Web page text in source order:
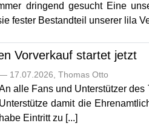
dringend gesucht Eine
fester Bestandteil unserer lila
Vorverkauf startet jetzt
17.07.2026, Thomas Otto
alle Fans und Unterstützer
Unterstütze damit die
habe Eintritt zu [...]